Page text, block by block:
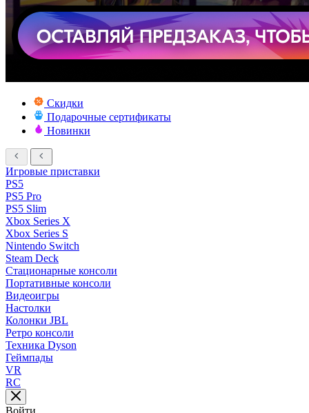
Скидки
Подарочные сертификаты
Новинки
Игровые приставки
PS5
PS5 Pro
PS5 Slim
Xbox Series X
Xbox Series S
Nintendo Switch
Steam Deck
Стационарные консоли
Портативные консоли
Видеоигры
Настолки
Колонки JBL
Ретро консоли
Техника Dyson
Геймпады
VR
RC
Войти